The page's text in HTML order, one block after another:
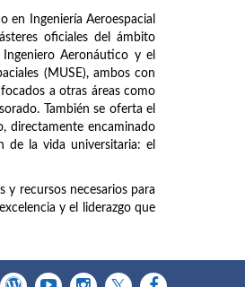
en Ingeniería Aeroespacial
oficiales del ámbito
Aeronáutico y el
(MUSE), ambos con
a otras áreas como
También se oferta el
directamente encaminado
de la vida universitaria: el
y recursos necesarios para
y el liderazgo que